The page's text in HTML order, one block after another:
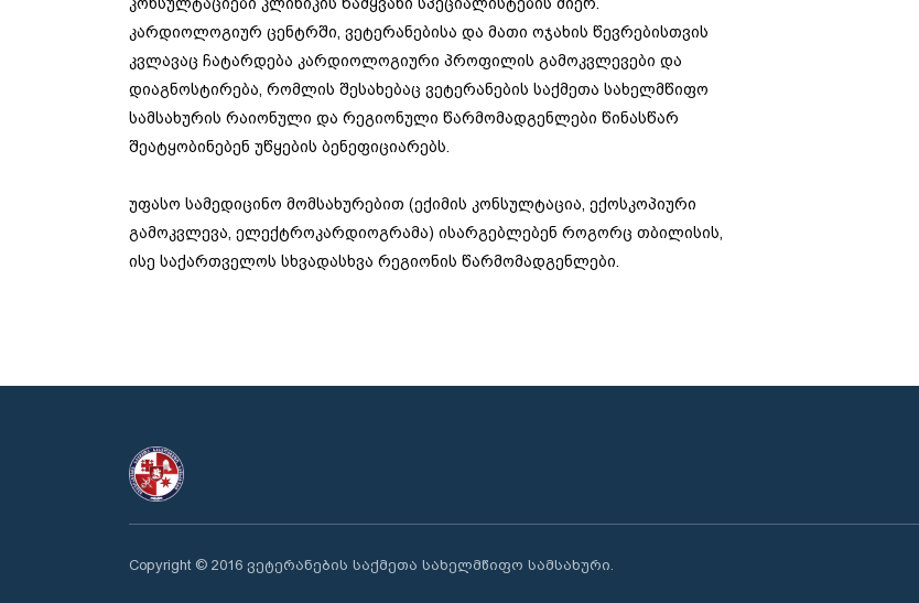
კარდიოლოგიურ ცენტრში, ვეტერანებისა და მათი ოჯახის წევრებისთვის
კვლავაც ჩატარდება კარდიოლოგიური პროფილის გამოკვლევები და
დიაგნოსტირება, რომლის შესახებაც ვეტერანების საქმეთა სახელმწიფო
სამსახურის რაიონული და რეგიონული წარმომადგენლები წინასწარ
შეატყობინებენ უწყების ბენეფიციარებს.
უფასო სამედიცინო მომსახურებით (ექიმის კონსულტაცია, ექოსკოპიური
გამოკვლევა, ელექტროკარდიოგრამა) ისარგებლებენ როგორც თბილისის,
ისე საქართველოს სხვადასხვა რეგიონის წარმომადგენლები.
Copyright © 2016 ვეტერანების საქმეთა სახელმწიფო სამსახური.